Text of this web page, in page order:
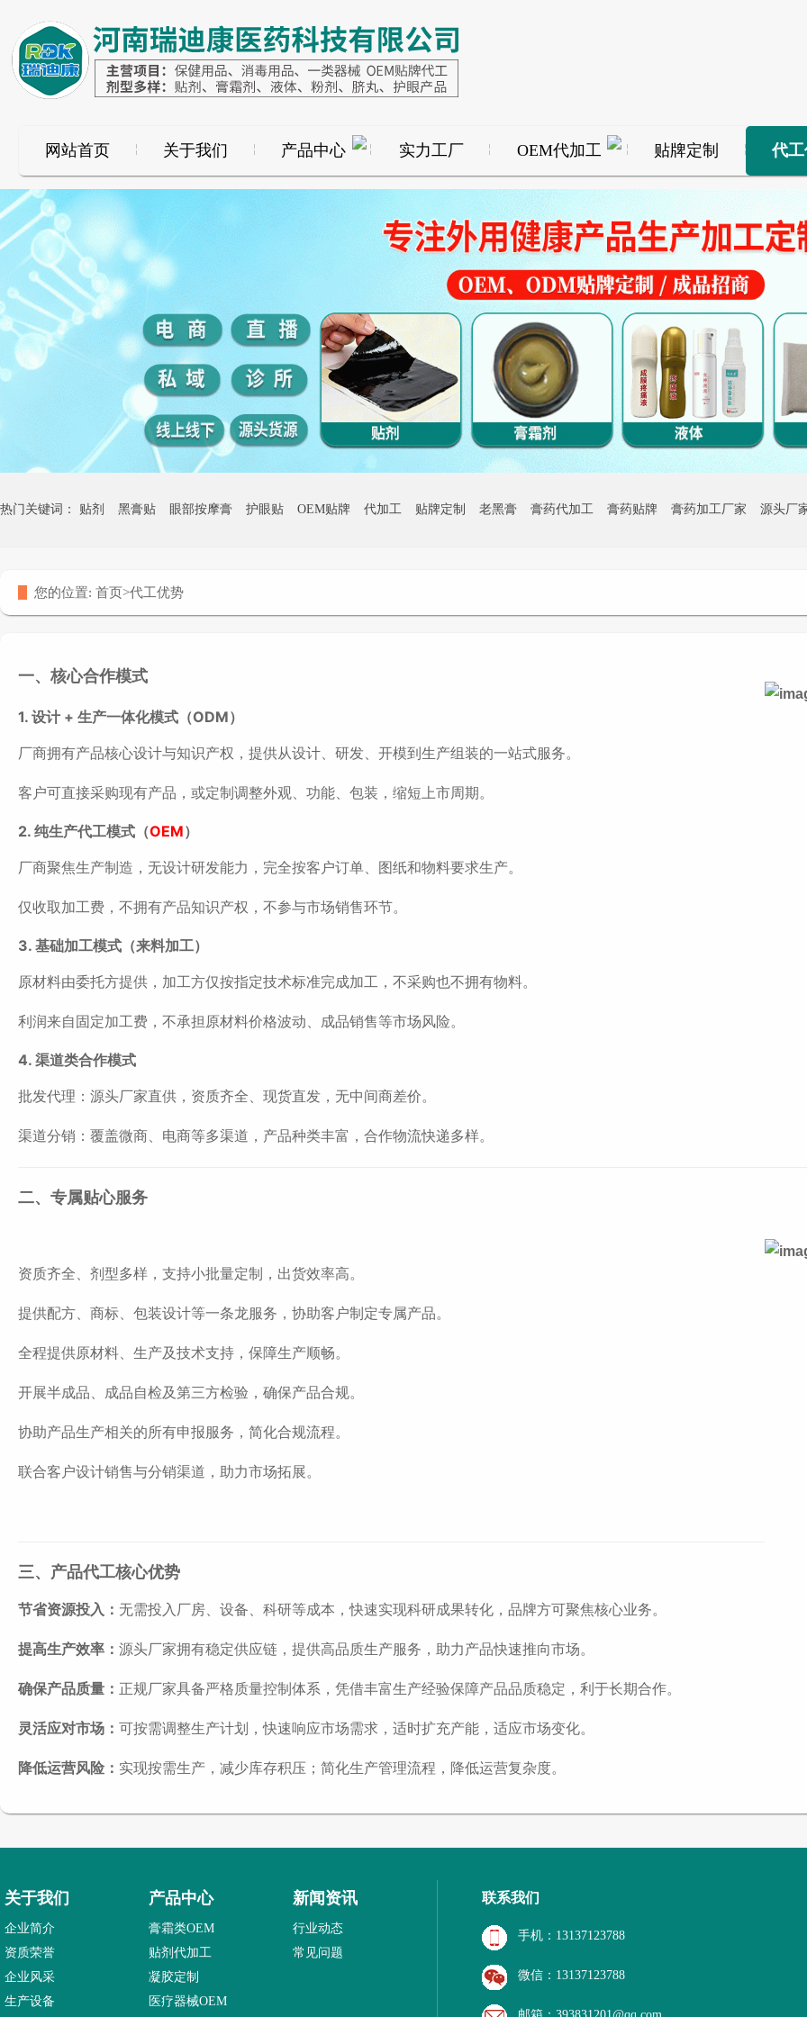
网站首页 关于我们 产品中心 实力工厂 OEM代加工 贴牌定制 代
热门关键词： 贴剂 黑膏贴 眼部按摩膏 护眼贴 OEM贴牌 代加工 贴牌定制 老黑膏 膏药代加工 膏药贴牌 膏药加工厂家 源头厂
热灸膏贴牌
您的位置: 首页>代工优势
一、核心合作模式
1. 设计 + 生产一体化模式（ODM）
厂商拥有产品核心设计与知识产权，提供从设计、研发、开模到生产组装的一站式服务。
客户可直接采购现有产品，或定制调整外观、功能、包装，缩短上市周期。
2. 纯生产代工模式（OEM）
厂商聚焦生产制造，无设计研发能力，完全按客户订单、图纸和物料要求生产。
仅收取加工费，不拥有产品知识产权，不参与市场销售环节。
3. 基础加工模式（来料加工）
原材料由委托方提供，加工方仅按指定技术标准完成加工，不采购也不拥有物料。
利润来自固定加工费，不承担原材料价格波动、成品销售等市场风险。
4. 渠道类合作模式
批发代理：源头厂家直供，资质齐全、现货直发，无中间商差价。
渠道分销：覆盖微商、电商等多渠道，产品种类丰富，合作物流快递多样。
二、专属贴心服务
资质齐全、剂型多样，支持小批量定制，出货效率高。
提供配方、商标、包装设计等一条龙服务，协助客户制定专属产品。
全程提供原材料、生产及技术支持，保障生产顺畅。
开展半成品、成品自检及第三方检验，确保产品合规。
协助产品生产相关的所有申报服务，简化合规流程。
联合客户设计销售与分销渠道，助力市场拓展。
三、产品代工核心优势
节省资源投入： 无需投入厂房、设备、科研等成本，快速实现科研成果转化，品牌方可聚焦核心业务。
提高生产效率： 源头厂家拥有稳定供应链，提供高品质生产服务，助力产品快速推向市场。
确保产品质量： 正规厂家具备严格质量控制体系，凭借丰富生产经验保障产品品质稳定，利于长期合作。
灵活应对市场： 可按需调整生产计划，快速响应市场需求，适时扩充产能，适应市场变化。
降低运营风险： 实现按需生产，减少库存积压；简化生产管理流程，降低运营复杂度。
关于我们
企业简介
资质荣誉
企业风采
生产设备
产品中心
膏霜类OEM
贴剂代加工
凝胶定制
医疗器械OEM
新闻资讯
行业动态
常见问题
联系我们
手机：13137123788
微信：13137123788